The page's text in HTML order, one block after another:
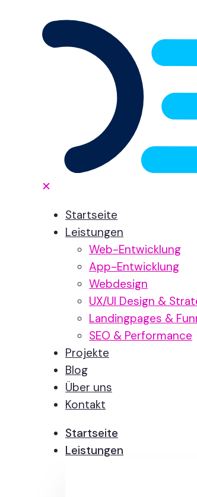
✕
Startseite
Leistungen
Web-Entwicklung
App-Entwicklung
Webdesign
UX/UI Design &
Landingpages &
SEO & Performance
Projekte
Blog
Über uns
Kontakt
Startseite
Leistungen